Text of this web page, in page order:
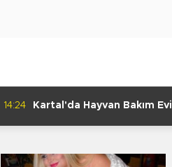
14:24
Kartal'da Hayvan Bakım Evi